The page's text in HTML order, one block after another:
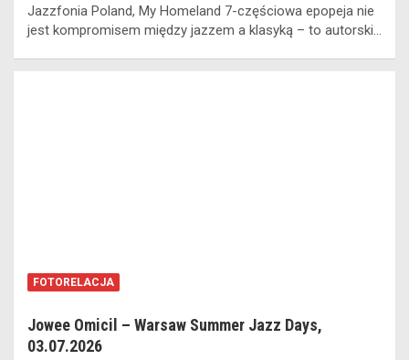
Jazzfonia Poland, My Homeland 7-częściowa epopeja nie
jest kompromisem między jazzem a klasyką – to autorski…
FOTORELACJA
Jowee Omicil – Warsaw Summer Jazz Days,
03.07.2026